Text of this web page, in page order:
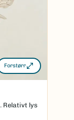
Forstørr
. Relativt lys